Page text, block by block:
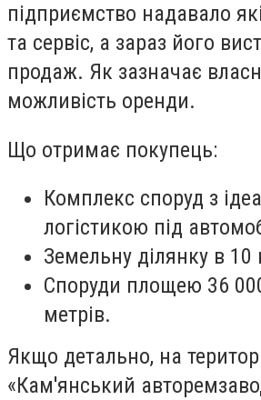
підприємство надавало
та сервіс, а зараз його
продаж. Як зазначає
можливість оренди.
Що отримає покупець:
Комплекс споруд з
логістикою під
Земельну ділянку в 10
Споруди площею 36
метрів.
Якщо детально, на
«Кам'янський